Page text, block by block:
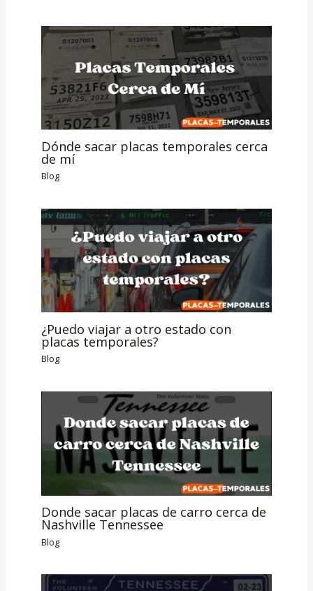
Dónde sacar placas temporales cerca
de mí
Blog
¿Puedo viajar a otro estado con
placas temporales?
Blog
Donde sacar placas de carro cerca de
Nashville Tennessee
Blog